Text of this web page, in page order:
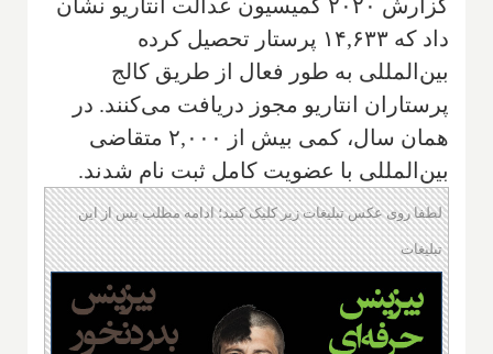
گزارش ۲۰۲۰ کمیسیون عدالت انتاریو نشان
داد که ۱۴,۶۳۳ پرستار تحصیل کرده
بین‌المللی به طور فعال از طریق کالج
پرستاران انتاریو مجوز دریافت می‌کنند. در
همان سال، کمی بیش از ۲,۰۰۰ متقاضی
بین‌المللی با عضویت کامل ثبت نام شدند.
لطفا روی عکس تبلیغات زیر کلیک کنید؛ ادامه مطلب پس از این
تبلیغات